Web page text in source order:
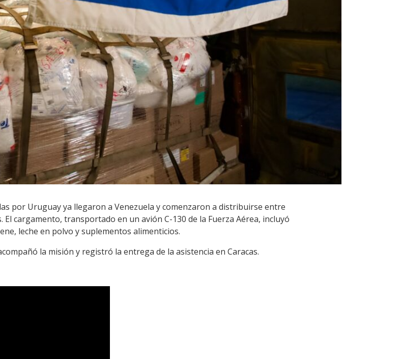
por Uruguay ya llegaron a Venezuela y comenzaron a distribuirse entre
cargamento, transportado en un avión C-130 de la Fuerza Aérea, incluyó
leche en polvo y suplementos alimenticios.
la misión y registró la entrega de la asistencia en Caracas.